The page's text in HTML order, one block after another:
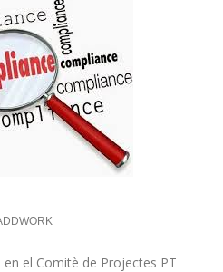
en el Comitè de Projectes PT